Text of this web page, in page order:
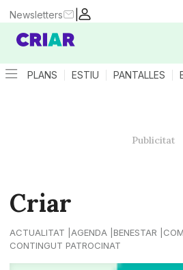
|
Newsletters
PLANS ESTIU PANTALLES
Criar
ACTUALITAT AGENDA BENESTAR
CONTINGUT PATROCINAT